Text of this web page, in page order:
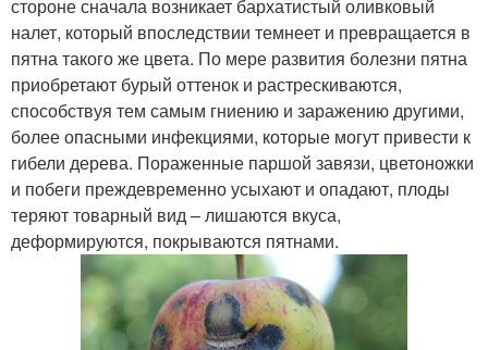
стороне сначала возникает бархатистый оливковый
налет, который впоследствии темнеет и превращается в
пятна такого же цвета. По мере развития болезни пятна
приобретают бурый оттенок и растрескиваются,
способствуя тем самым гниению и заражению другими,
более опасными инфекциями, которые могут привести к
гибели дерева. Пораженные паршой завязи, цветоножки
и побеги преждевременно усыхают и опадают, плоды
теряют товарный вид – лишаются вкуса,
деформируются, покрываются пятнами.